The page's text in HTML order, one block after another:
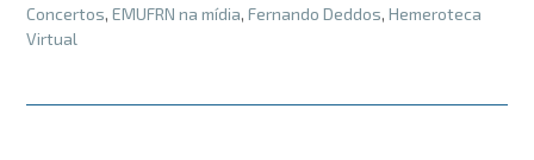
Concertos, EMUFRN na mídia, Fernando Deddos, Hemeroteca
Virtual